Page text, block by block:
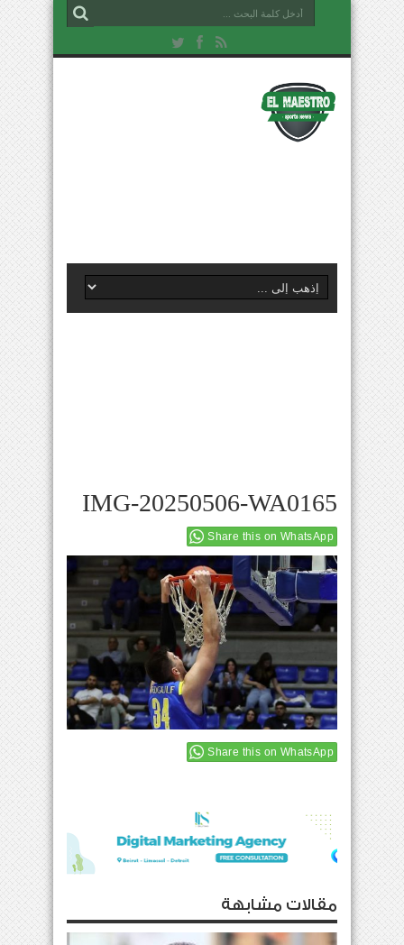
IMG-20250506-WA0165
Share this on WhatsApp
Share this on WhatsApp
مقالات مشابهة